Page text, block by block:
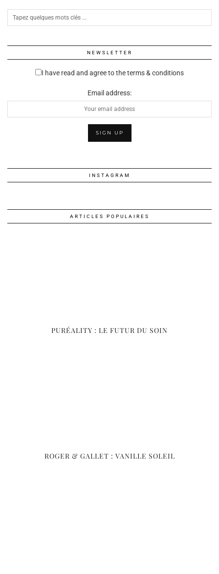
NEWSLETTER
I have read and agree to the terms & conditions
Email address:
INSTAGRAM
ARTICLES POPULAIRES
PURÉALITY : LE FUTUR DU SOIN
ROGER & GALLET : VANILLE SOLEIL